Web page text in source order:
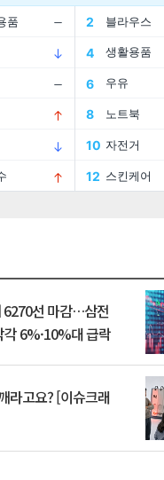
6270선 마감…삼전
각 6%·10%대 급락
라고요? [이슈크래